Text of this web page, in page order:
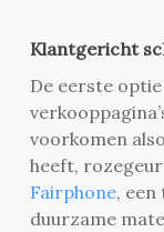
Klantgericht
De eerste
voorkomen
heeft,
Fairphone,
duurzame